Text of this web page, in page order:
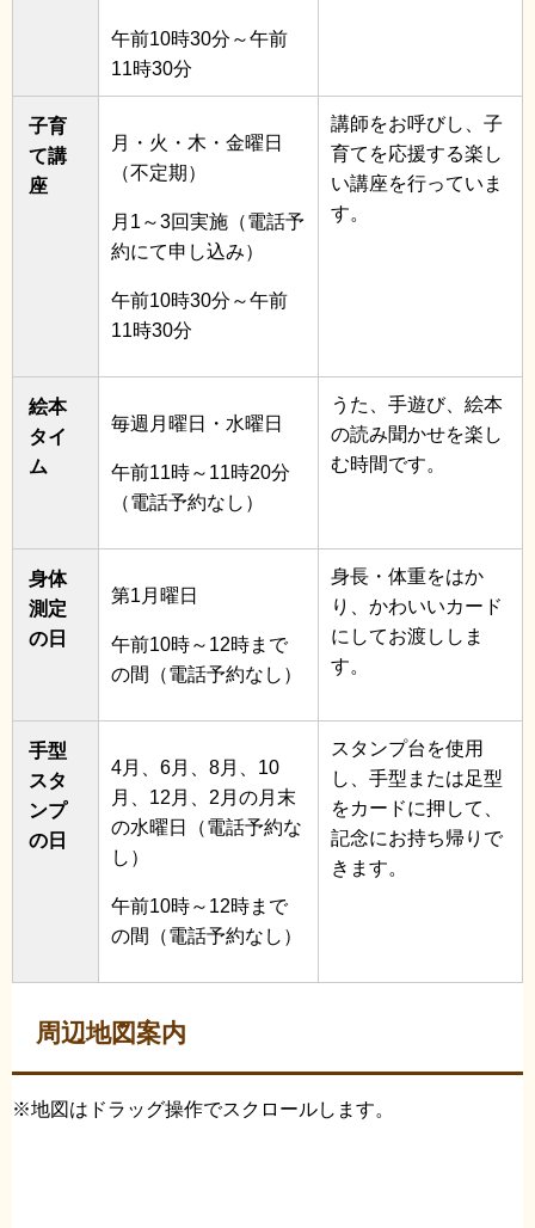
午前10時30分～午前
11時30分
子育
て講
座
月・火・木・金曜日
（不定期）
月1～3回実施（電話予
約にて申し込み）
午前10時30分～午前
11時30分
講師をお呼びし、子
育てを応援する楽し
い講座を行っていま
す。
絵本
タイ
ム
毎週月曜日・水曜日
午前11時～11時20分
（電話予約なし）
うた、手遊び、絵本
の読み聞かせを楽し
む時間です。
身体
測定
の日
第1月曜日
午前10時～12時まで
の間（電話予約なし）
身長・体重をはか
り、かわいいカード
にしてお渡ししま
す。
手型
スタ
ンプ
の日
4月、6月、8月、10
月、12月、2月の月末
の水曜日（電話予約な
し）
午前10時～12時まで
の間（電話予約なし）
スタンプ台を使用
し、手型または足型
をカードに押して、
記念にお持ち帰りで
きます。
周辺地図案内
※地図はドラッグ操作でスクロールします。